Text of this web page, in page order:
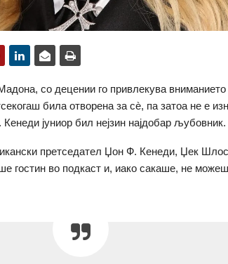
со децении го привлекува вниманието
била отворена за сè, па затоа не е
јуниор бил нејзин најдобар љубовник.
претседател Џон Ф. Кенеди, Џек
гостин во подкаст и, иако сакаше, не